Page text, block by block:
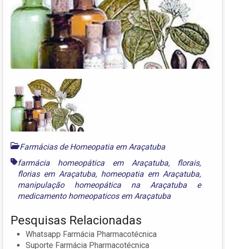
Farmácias de Homeopatia em Araçatuba
farmácia homeopática em Araçatuba, florais,
florias em Araçatuba, homeopatia em Araçatuba,
manipulação homeopática na Araçatuba e
medicamento homeopaticos em Araçatuba
Pesquisas Relacionadas
Whatsapp Farmácia Pharmacotécnica
Suporte Farmácia Pharmacotécnica